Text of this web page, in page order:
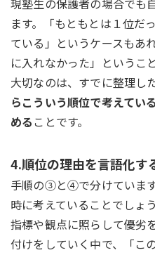
現塾生の保護者の場合でも
ます。「もともとは１位だ
ている」というケースもあ
に入れなかった」というこ
大切なのは、すでに整理し
らこういう順位で考えてい
める ことです。
4.順位の理由を言語化す
手順の③と④で分けていま
時に考えていることでしょ
指標や観点に照らして優劣
付けをしていく中で、「